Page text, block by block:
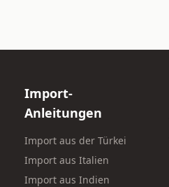
Import-
Anleitungen
Import aus der Türkei
Import aus Italien
Import aus Indien